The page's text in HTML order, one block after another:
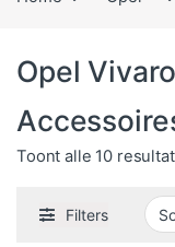
Opel
Toont alle 10
Filters